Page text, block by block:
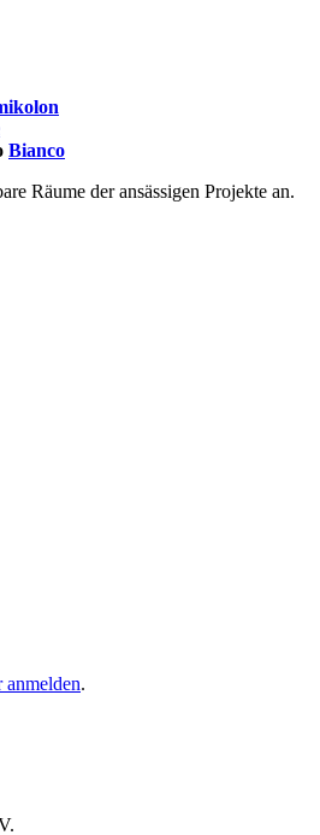
Bianco
Räume der ansässigen Projekte an.
anmelden.